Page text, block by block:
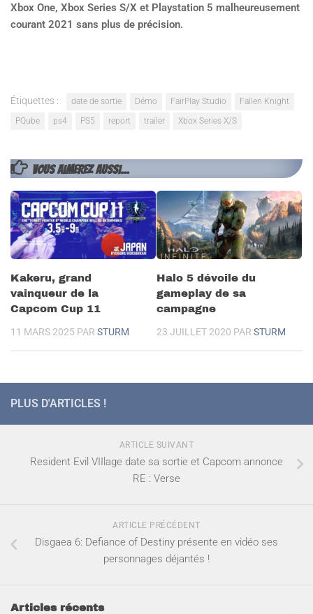
Xbox One, Xbox Series S/X et Playstation 5 malheureusement
courant 2021 sans plus de précision.
Étiquettes : date de sortie Démo FairPlay Studio
Fallen Knight
PQube
ps4 PS5 report trailer Xbox Series X/S
VOUS AIMEREZ AUSSI...
Kakeru, grand
vainqueur de la
Capcom Cup 11
11 MARS 2025 PAR STURM
Halo 5 dévoile du
gameplay de sa
campagne
23 JUILLET 2020 PAR STURM
PLUS D'ARTICLES !
ARTICLE SUIVANT
Resident Evil VIIlage date sa sortie et Capcom annonce
RE : Verse
ARTICLE PRÉCÉDENT
Disgaea 6: Defiance of Destiny présente en vidéo ses
personnages déjantés !
Articles récents